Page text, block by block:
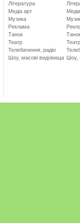
Література
Медіа арт
Музика
Реклама
Танок
Театр
Телебачення, радіо
Шоу, масові видовища
Театр
Шоу,